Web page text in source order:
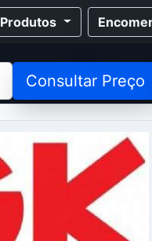
Produtos
Consultar Preço